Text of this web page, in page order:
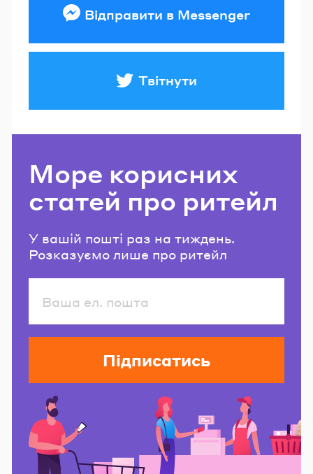
Відправити в Messenger
Твітнути
Море корисних
статей про ритейл
У вашій пошті раз на тиждень.
Розказуємо лише про ритейл
Підписатись